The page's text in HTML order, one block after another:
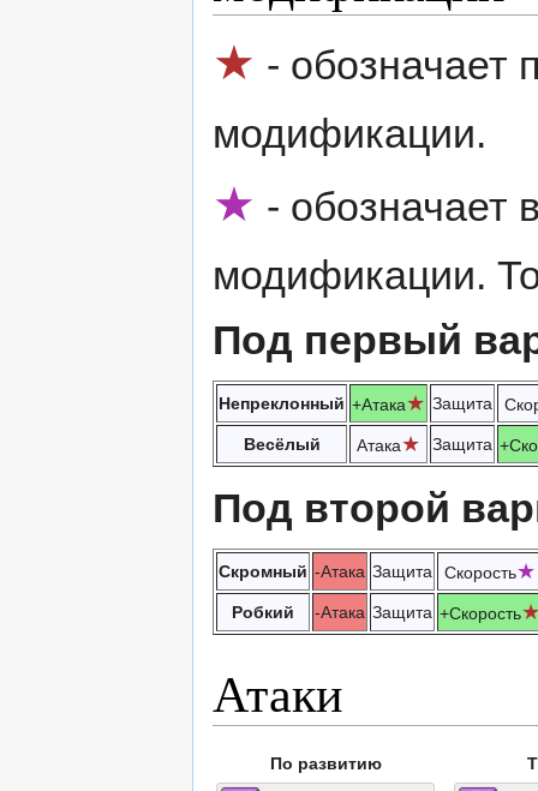
★ - обозначает
модификации.
★ - обозначает
модификации.
Под первый
Непреклонный +Атака★ Защита
Весёлый Атака★ Защита
Под второй
Скромный -Атака Защита Скорость★
Робкий -Атака Защита +Скорость
Атаки
По развитию